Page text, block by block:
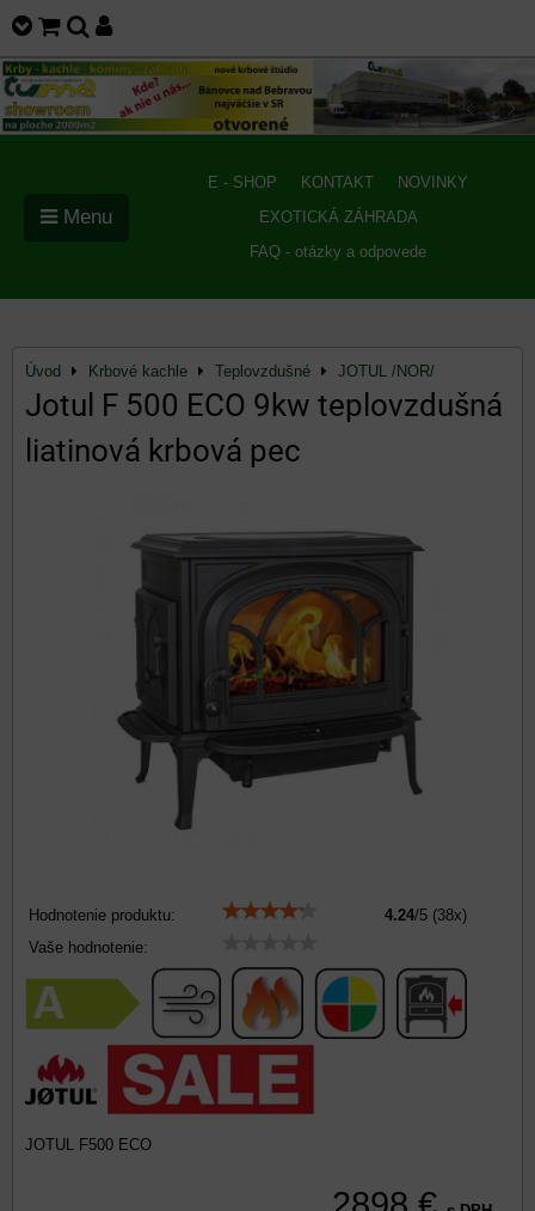
E - SHOP KONTAKT
NOVINKY
EXOTICKÁ ZÁHRADA
FAQ - otázky a odpovede
Menu
Úvod Krbové kachle Teplovzdušné JOTUL /NOR/
Jotul F 500 ECO 9kw teplovzdušná
liatinová krbová pec
Hodnotenie produktu: 4.24/5 (38x)
Vaše hodnotenie:
JOTUL F500 ECO